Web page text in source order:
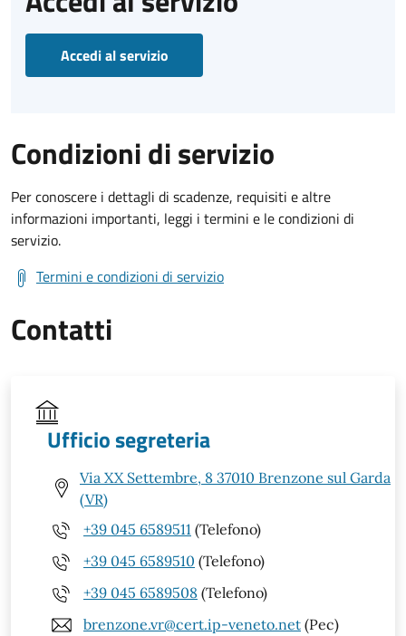
Accedi al servizio
Condizioni di servizio
Per conoscere i dettagli di scadenze, requisiti e altre
informazioni importanti, leggi i termini e le condizioni di
servizio.
Termini e condizioni di servizio
Contatti
Ufficio segreteria
Via XX Settembre, 8 37010 Brenzone sul Garda
(VR)
+39 045 6589511 (Telefono)
+39 045 6589510 (Telefono)
+39 045 6589508 (Telefono)
brenzone.vr@cert.ip-veneto.net (Pec)